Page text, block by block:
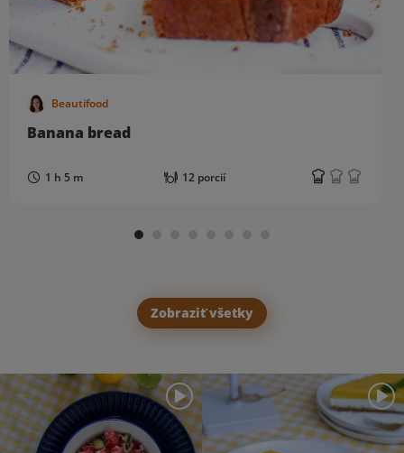
Beautifood
Banana bread
1 h 5 m 12 porcií
Zobraziť všetky